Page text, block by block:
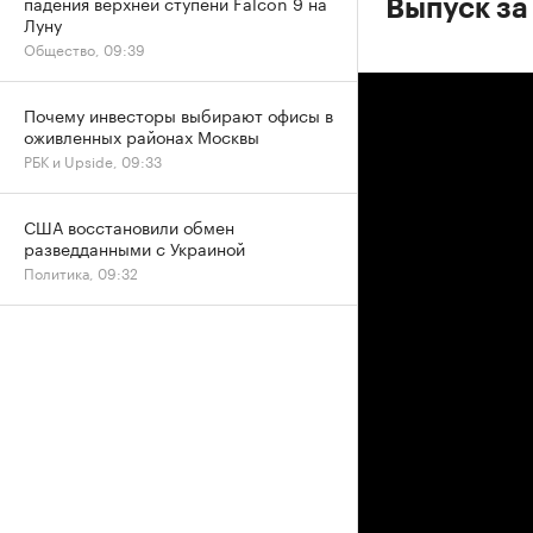
Выпуск
Луну
Общество, 09:39
Почему инвесторы выбирают офисы в
оживленных районах Москвы
РБК и Upside, 09:33
США восстановили обмен
разведданными с Украиной
Политика, 09:32